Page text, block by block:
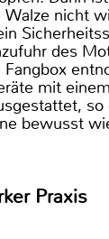
nicht
des
mit einem
so
bewusst
Praxis